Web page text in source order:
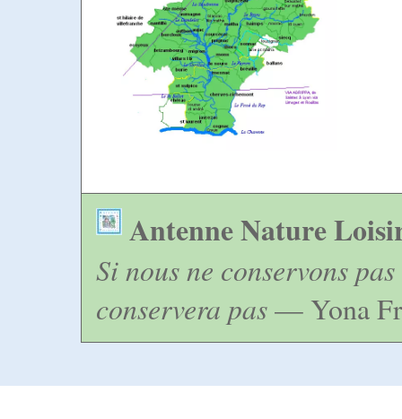
Antenne Nature
Si nous ne conservons
conservera pas— Yona